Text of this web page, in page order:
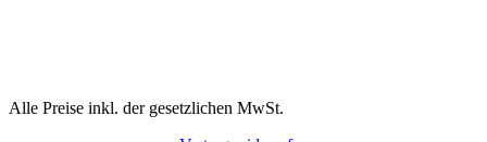
Alle Preise inkl. der gesetzlichen MwSt.